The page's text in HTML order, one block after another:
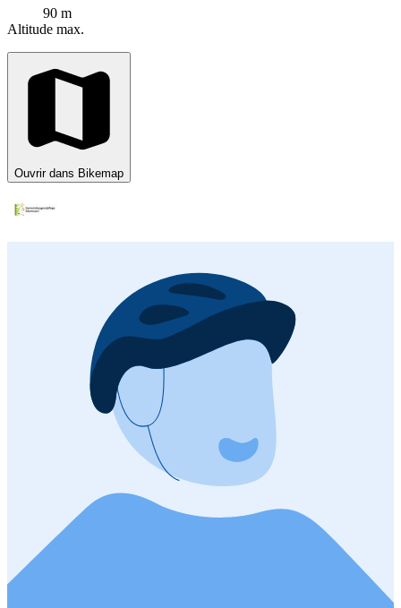
90 m
Altitude max.
Ouvrir dans Bikemap